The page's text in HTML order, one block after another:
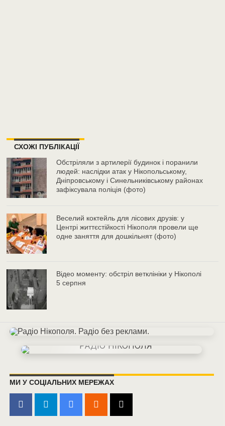
СХОЖІ ПУБЛІКАЦІЇ
Обстріляли з артилерії будинок і поранили
людей: наслідки атак у Нікопольському,
Дніпровському і Синельниківському районах
зафіксувала поліція (фото)
Веселий коктейль для лісових друзів: у
Центрі життєстійкості Нікополя провели ще
одне заняття для дошкільнят (фото)
Відео моменту: обстріл ветклініки у Нікополі
5 серпня
МИ У СОЦІАЛЬНИХ МЕРЕЖАХ